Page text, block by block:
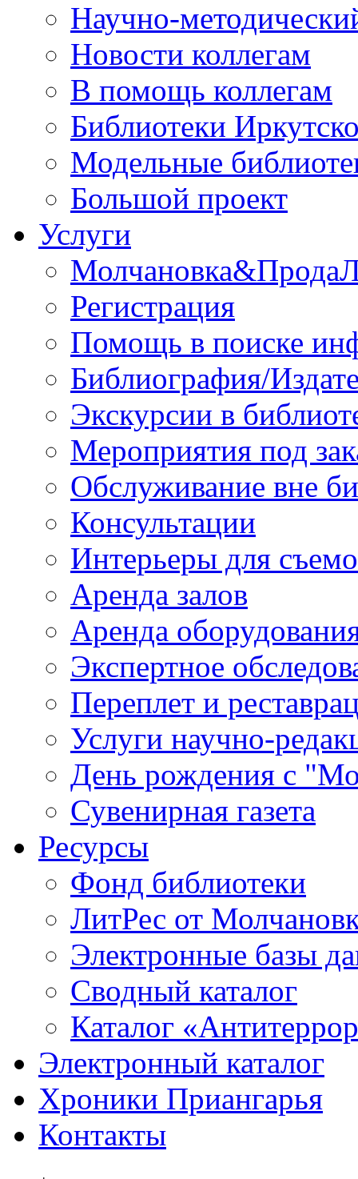
Научно-
Новости коллегам
В помощь коллегам
Библиотеки
Модельные
Большой проект
Услуги
Регистрация
Помощь в поиске
Библиография/
Экскурсии в
Мероприятия под
Обслуживание вне
Консультации
Интерьеры для
Аренда залов
Аренда
Экспертное
Переплет и
Услуги научно-
День рождения с
Сувенирная газета
Ресурсы
Фонд библиотеки
ЛитРес от
Электронные базы
Сводный каталог
Каталог
Электронный каталог
Хроники Приангарья
Контакты